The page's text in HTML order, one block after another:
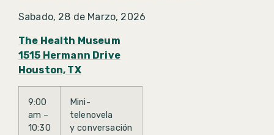
Sabado, 28 de Marzo, 2026
The Health Museum
1515 Hermann Drive
Houston, TX
9:00
am –
10:30
Mini-
telenovela
y conversación